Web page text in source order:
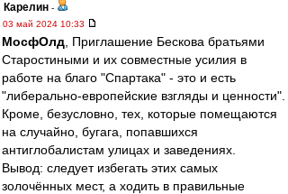
Карелин -
03 май 2024 10:33
МосфОлд , Приглашение Бескова братьями
Старостиными и их совместные усилия в
работе на благо "Спартака" - это и есть
"либерально-европейские взгляды и ценности".
Кроме, безусловно, тех, которые помещаются
на случайно, бугага, попавшихся
антиглобалистам улицах и заведениях.
Вывод: следует избегать этих самых
золочённых мест, а ходить в правильные